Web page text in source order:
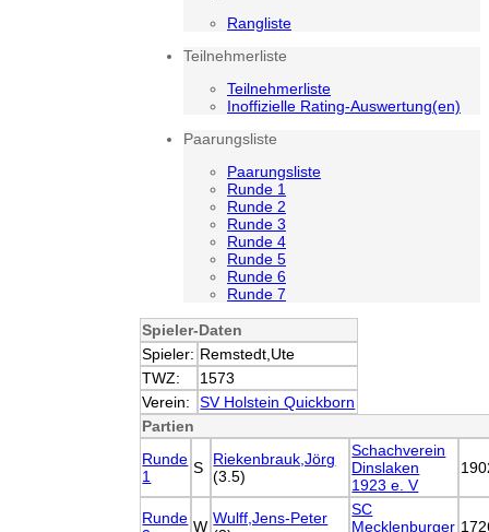
Rangliste
Teilnehmerliste
Teilnehmerliste
Inoffizielle Rating-Auswertung(en)
Paarungsliste
Paarungsliste
Runde 1
Runde 2
Runde 3
Runde 4
Runde 5
Runde 6
Runde 7
Spieler-Daten
Spieler: Remstedt,Ute
TWZ:
1573
Verein:
SV Holstein Quickborn
Partien
Runde
1
S
Riekenbrauk,Jörg
(3.5)
Schachverein
Dinslaken
1923 e. V
Runde W Wulff,Jens-Peter
SC
Mecklenburger